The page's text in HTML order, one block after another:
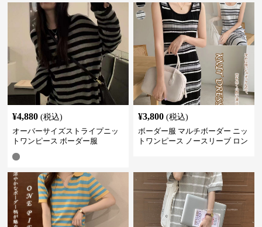
¥4,880 (税込)
オーバーサイズストライプニッ
トワンピース ボーダー服
¥3,800 (税込)
ボーダー服 マルチボーダー ニッ
トワンピース ノースリーブ ロン